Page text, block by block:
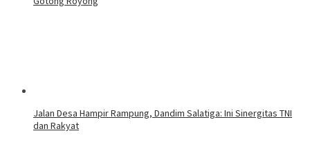
Jalan Desa Hampir Rampung, Dandim Salatiga: Ini Sinergitas TNI
dan Rakyat